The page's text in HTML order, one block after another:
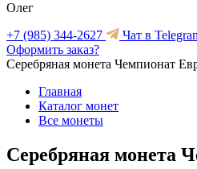
Олег
+7 (985) 344-2627
Чат в
Оформить заказ?
Серебряная монета Чемпионат
Главная
Каталог монет
Все монеты
Серебряная монета